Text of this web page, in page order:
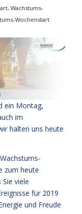
, Wachstums-
Wochenstart
ein Montag,
im
halten uns heute
zum heute
viele
für 2019
und Freude